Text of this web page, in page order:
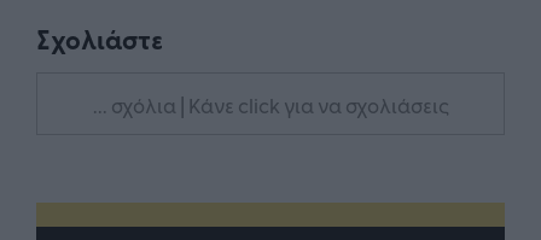
Σχολιάστε
... σχόλια | Κάνε click για να σχολιάσεις